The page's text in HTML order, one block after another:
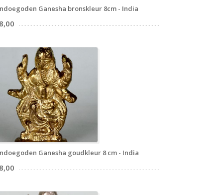
Ganesha bronskleur 8cm - India
Ganesha goudkleur 8 cm - India